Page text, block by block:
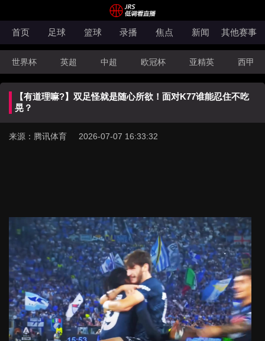
首页 足球 篮球 录播 焦点 新闻 其他赛事
世界杯 英超 中超 欧冠杯 亚精英 西甲
韩K联 法甲 科索沃超 意甲 世亚预 中甲
澳超 法罗超 日职联 NBA CBA WNBA
【有道理嘛?】双足怪就是随心所欲！面对K77谁能忍住不吃
晃？
来源：腾讯体育 2026-07-07 16:33:32